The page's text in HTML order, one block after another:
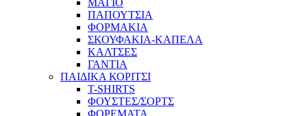
ΜΑΓΙΟ
ΠΑΠΟΥΤΣΙΑ
ΦΟΡΜΑΚΙΑ
ΣΚΟΥΦΑΚΙΑ-ΚΑΠΕΛΑ
ΚΑΛΤΣΕΣ
ΓΑΝΤΙΑ
ΠΑΙΔΙΚΑ ΚΟΡΙΤΣΙ
T-SHIRTS
ΦΟΥΣΤΕΣ/ΣΟΡΤΣ